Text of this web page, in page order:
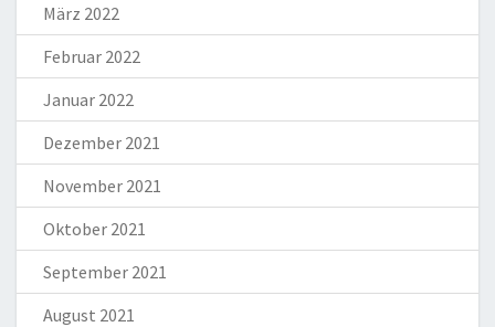
März 2022
Februar 2022
Januar 2022
Dezember 2021
November 2021
Oktober 2021
September 2021
August 2021